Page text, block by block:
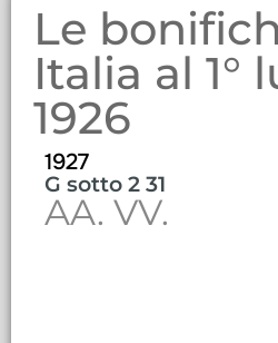
Le
Italia al 1°
1926
1927
G sotto 2 31
AA. VV.